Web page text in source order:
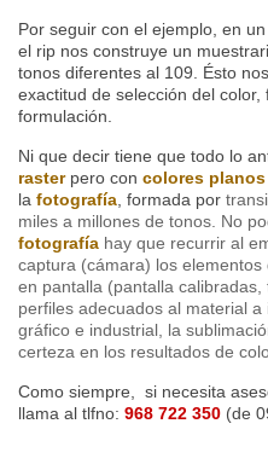
Por seguir con el ejemplo, en
el rip nos construye un
tonos diferentes al 109. Ésto
exactitud de selección del
formulación.
Ni que decir tiene que todo lo
rasterpero con colores planos
la fotografía , formada por
miles a millones de tonos. No
fotografía hay que recurrir al
captura (cámara) los
en pantalla (pantalla
perfiles adecuados al material a
gráfico e industrial, la
certeza en los resultados de
Como siempre, si necesita
llama al tlfno: 968 722 350 (de